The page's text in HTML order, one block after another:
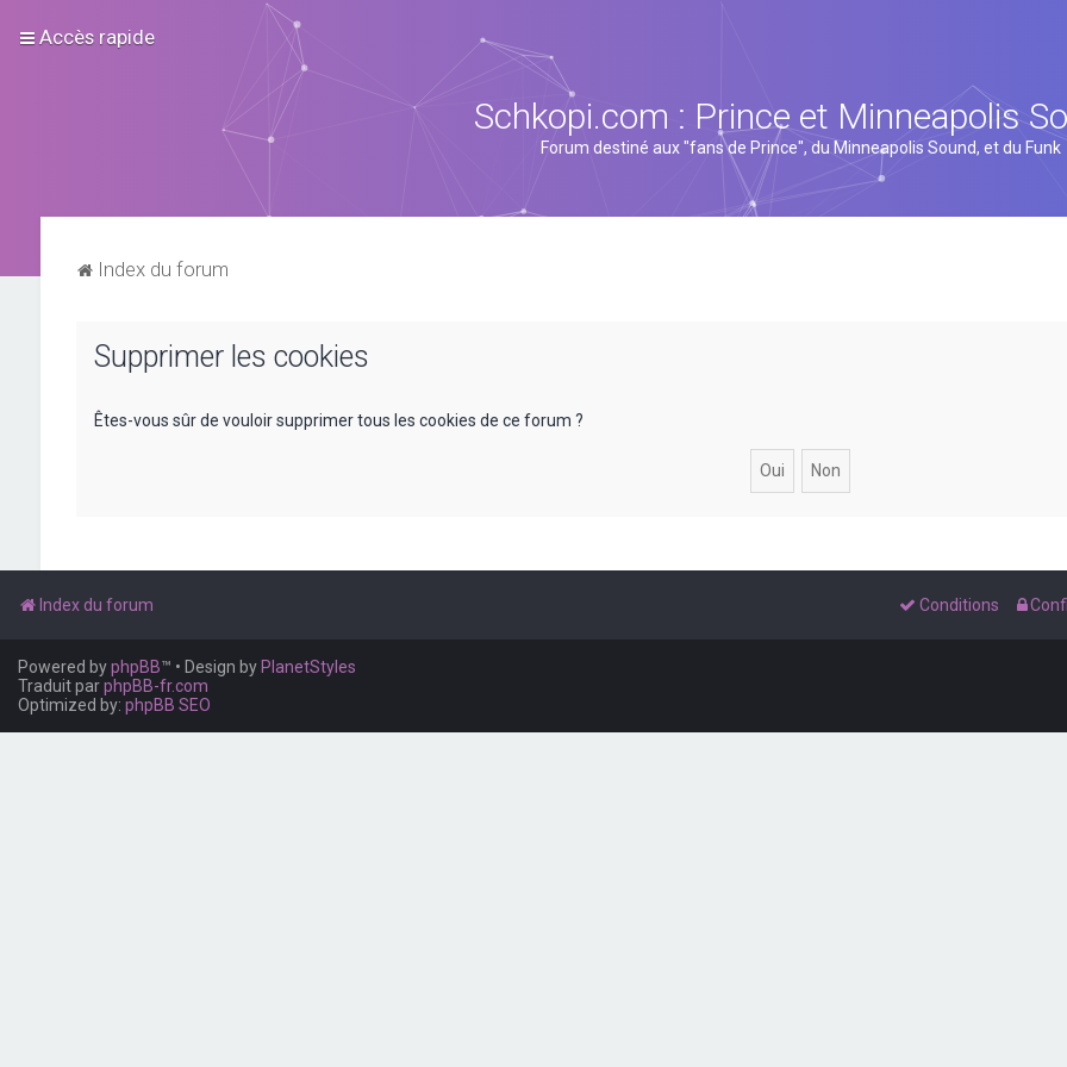
Accès rapide
Schkopi.com : Prince et Minneapolis
Forum destiné aux "fans de Prince", du Minneapolis Sound, et du Funk
Index du forum
Supprimer les cookies
Êtes-vous sûr de vouloir supprimer tous les cookies de ce forum ?
Index du forum Conditions
Powered byphpBB™ • Design by PlanetStyles
Traduit parphpBB-fr.com
Optimized by: phpBB SEO